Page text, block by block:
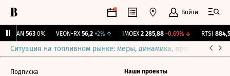
Войти
AVAN 563 0% VEON-RX 56,2 +2%↑ IMOEX 2 285,88 -0,69%↓ RTSI
Ситуация на топливном рынке: меры, динамика, прогнозы
Подписка Наши проекты